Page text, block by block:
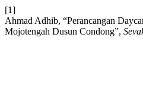
[1]
Ahmad Adhib, “Perancangan
Mojotengah Dusun Condong”,